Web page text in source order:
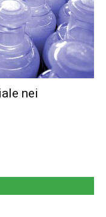
nei